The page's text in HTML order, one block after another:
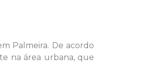
Palmeira. De acordo
na área urbana, que